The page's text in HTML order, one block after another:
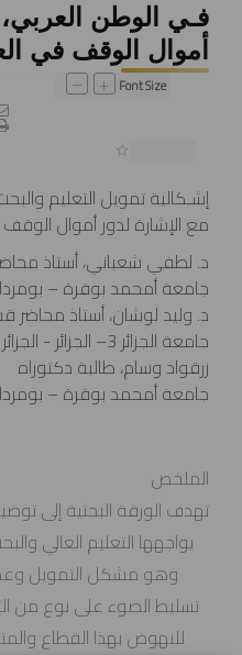
فـي الوطن
أموال الوقف في
Font Size
+
–
إشـكالية تمويل التعليم
مع الإشارة لدور أموال
د. لطفي شعباني، أستاذ
جامعة أمحمد بوقرة –
د. وليد لوشان، أستاذ محاضر
جامعة الجزائر 3– الجزائر - الجزائر
زرقواد وسام، طالبة دكتوراه
جامعة أمحمد بوقرة –
الملخص
تهدف الورقة البحثية إلى
يواجهها التعليم العالي
وهو مشكل التمويل
تسليط الضوء على نوع من
للنهوض بهذا القطاع